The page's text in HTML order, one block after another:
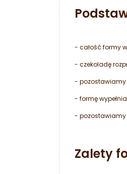
- całość formy
- czekoladę
- pozostawiamy
- formę
- pozostawiamy
Zalety